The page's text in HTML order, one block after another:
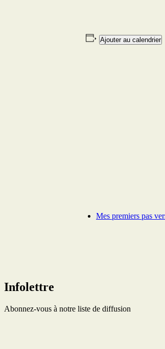
Ajouter au calendrier
Mes premiers pas
Infolettre
Abonnez-vous à notre liste de diffusion